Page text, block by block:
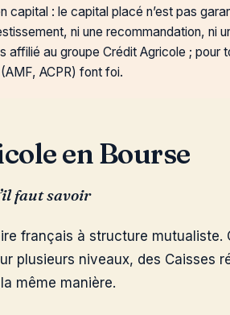
capital : le capital placé n’est pas
ni une recommandation, ni
affilié au groupe Crédit Agricole ; pour
ACPR) font foi.
en Bourse
faut savoir
français à structure mutualiste.
plusieurs niveaux, des Caisses
même manière.